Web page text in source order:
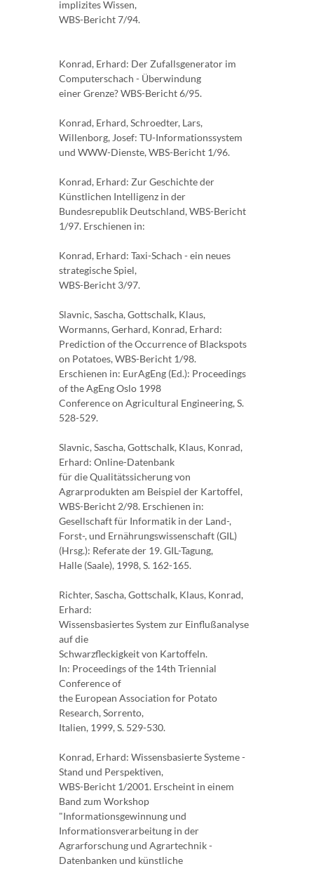
implizites Wissen,
WBS-Bericht 7/94.
Konrad, Erhard: Der Zufallsgenerator im
Computerschach - Überwindung
einer Grenze? WBS-Bericht 6/95.
Konrad, Erhard, Schroedter, Lars,
Willenborg, Josef: TU-Informationssystem
und WWW-Dienste, WBS-Bericht 1/96.
Konrad, Erhard: Zur Geschichte der
Künstlichen Intelligenz in der
Bundesrepublik Deutschland, WBS-Bericht
1/97. Erschienen in:
Konrad, Erhard: Taxi-Schach - ein neues
strategische Spiel,
WBS-Bericht 3/97.
Slavnic, Sascha, Gottschalk, Klaus,
Wormanns, Gerhard, Konrad, Erhard:
Prediction of the Occurrence of Blackspots
on Potatoes, WBS-Bericht 1/98.
Erschienen in: EurAgEng (Ed.): Proceedings
of the AgEng Oslo 1998
Conference on Agricultural Engineering, S.
528-529.
Slavnic, Sascha, Gottschalk, Klaus, Konrad,
Erhard: Online-Datenbank
für die Qualitätssicherung von
Agrarprodukten am Beispiel der Kartoffel,
WBS-Bericht 2/98. Erschienen in:
Gesellschaft für Informatik in der Land-,
Forst-, und Ernährungswissenschaft (GIL)
(Hrsg.): Referate der 19. GIL-Tagung,
Halle (Saale), 1998, S. 162-165.
Richter, Sascha, Gottschalk, Klaus, Konrad,
Erhard:
Wissensbasiertes System zur Einflußanalyse
auf die
Schwarzfleckigkeit von Kartoffeln.
In: Proceedings of the 14th Triennial
Conference of
the European Association for Potato
Research, Sorrento,
Italien, 1999, S. 529-530.
Konrad, Erhard: Wissensbasierte Systeme -
Stand und Perspektiven,
WBS-Bericht 1/2001. Erscheint in einem
Band zum Workshop
"Informationsgewinnung und
Informationsverarbeitung in der
Agrarforschung und Agrartechnik -
Datenbanken und künstliche